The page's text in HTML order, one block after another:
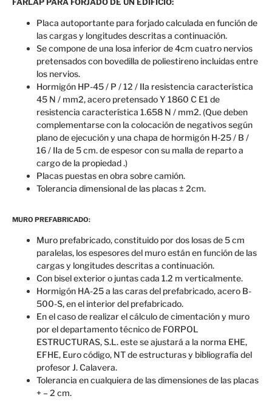
Placa autoportante para forjado calculada en función de
las cargas y longitudes descritas a continuación.
Se compone de una losa inferior de 4cm cuatro nervios
pretensados con bovedilla de poliestireno incluidas entre
los nervios.
Hormigón HP-45 / P / 12 / IIa resistencia característica
45 N / mm2, acero pretensado Y 1860 C E1 de
resistencia característica 1.658 N / mm2. (Que deben
complementarse con la colocación de negativos según
plano de ejecución y una chapa de hormigón H-25 / B /
16 / IIa de 5 cm. de espesor con su malla de reparto a
cargo de la propiedad .)
Placas puestas en obra sobre camión.
Tolerancia dimensional de las placas ± 2cm.
MURO PREFABRICADO:
Muro prefabricado, constituido por dos losas de 5 cm
paralelas, los espesores del muro están en función de las
cargas y longitudes descritas a continuación.
Con bisel exterior o juntas cada 1.2 m verticalmente.
Hormigón HA-25 a las caras del prefabricado, acero B-
500-S, en el interior del prefabricado.
En el caso de realizar el cálculo de cimentación y muro
por el departamento técnico de FORPOL
ESTRUCTURAS, S.L. este se ajustará a la norma EHE,
EFHE, Euro código, NT de estructuras y bibliografía del
profesor J. Calavera.
Tolerancia en cualquiera de las dimensiones de las placas
+ – 2 cm.